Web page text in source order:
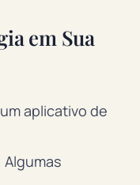
em Sua
aplicativo de